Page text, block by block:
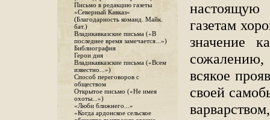
Письмо в редакцию газеты
«Северный Кавказ»
(Благодарность команд. Майк.
бат.)
Владикавказские письма («В
последнее время замечается...»)
Библиография
Герои дня
Владикавказские письма («Всем
известно...»)
Способ переговоров с
обществом
Открытое письмо («Не имея
охоты...»)
«Люби ближнего...»
«Когда ардонское сельское
настоящую
газетам
значение
сожалению,
всякое
своей